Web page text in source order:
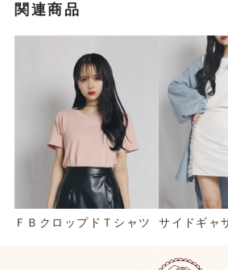
関連商品
ＦＢクロップドＴシャツ サイドギャ